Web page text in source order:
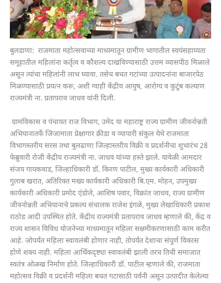
बुलडाणा: राजमाता महोत्सवाच्या माध्यमातून ग्रामीण भागातील स्वयंसहाय्यता
समूहातील महिलांना कर्तृत्व व कौशल्य दाखविण्यासाठी उत्तम व्यासपीठ मिळाले
असून त्यांचा महिलांनी लाभ घ्यावा. तसेच बचत गटांच्या उत्पादनांना बाजारपेठ
मिळण्यासाठी प्रयत्न करू, अशी ग्वाही केंद्रीय आयुष, आरोग्य व कुटुंब कल्याण
राज्यमंत्री ना. प्रतापराव जाधव यांनी दिली.
ग्रामविकास व पंचायत राज विभाग, उमेद या महाराष्ट्र राज्य ग्रामीण जीवनोन्नती
अभियानातर्फे जिजामाता प्रेक्षागार क्रीडा व व्यापारी संकुल येथे राजमाता
विभागस्तरीय सरस तथा बुलढाणा जिल्हास्तरीय विक्री व प्रदर्शनीचा शुभारंभ 28
फेब्रुवारी रोजी केंद्रीय राज्यमंत्री ना. जाधव यांच्या हस्ते झाले. यावेळी आमदार
संजय गायकवाड, जिल्हाधिकारी डॉ. किरण पाटील, मुख्य कार्यकारी अधिकारी
गुलाब खरात, अतिरिक्त मख्य कार्यकारी अधिकारी बि.एम. मोहन, उपमुख्य
कार्यकारी अधिकारी प्रमोद एंडोले, आशिष पवार, विक्रांत जाधव, राज्य ग्रामीण
जीवनोन्नती अभियानाचे प्रकल्प संचालक राजेश इंगळे, मुख्य लेखाधिकारी प्रकाश
राठोड आदी उपस्थित होते. केंद्रीय राज्यमंत्री प्रतापराव जाधव म्हणाले की, केंद्र व
राज्य शासन विविध योजनेच्या माध्यमातून महिला सक्षमीकरणासाठी काम करीत
आहे. जोपर्यंत महिला स्वावलंबी होणार नाही, तोपर्यंत देशाचा संपूर्ण विकास
होणे शक्य नाही. महिला आर्थिकदृष्ट्या स्वावलंबी झाली तरच तिची समाजात
स्वतंत्र ओळख निर्माण होते. जिल्हाधिकारी डॉ. पाटील म्हणाले की, राजमाता
महोत्सव विक्री व प्रदर्शनी महिला बचत गटासाठी पर्वनी असून उत्पादीत केलेल्या